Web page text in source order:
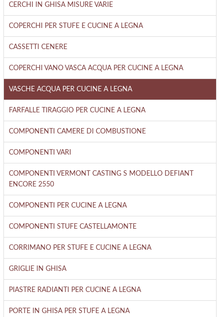
CERCHI IN GHISA MISURE VARIE
COPERCHI PER STUFE E CUCINE A LEGNA
CASSETTI CENERE
COPERCHI VANO VASCA ACQUA PER CUCINE A LEGNA
VASCHE ACQUA PER CUCINE A LEGNA
FARFALLE TIRAGGIO PER CUCINE A LEGNA
COMPONENTI CAMERE DI COMBUSTIONE
COMPONENTI VARI
COMPONENTI VERMONT CASTING S MODELLO DEFIANT
ENCORE 2550
COMPONENTI PER CUCINE A LEGNA
COMPONENTI STUFE CASTELLAMONTE
CORRIMANO PER STUFE E CUCINE A LEGNA
GRIGLIE IN GHISA
PIASTRE RADIANTI PER CUCINE A LEGNA
PORTE IN GHISA PER STUFE A LEGNA